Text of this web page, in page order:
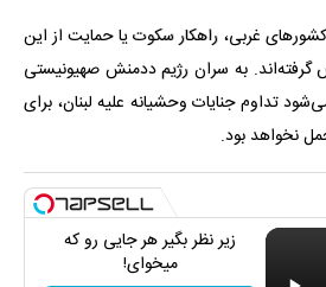
غربی، راهکار سکوت یا حمایت از این
به سران رژیم ددمنش صهیونیستی
تداوم جنایات وحشیانه علیه لبنان، برای
نخواهد بود.
زیر نظر بگیر هر جایی رو که
میخوای!